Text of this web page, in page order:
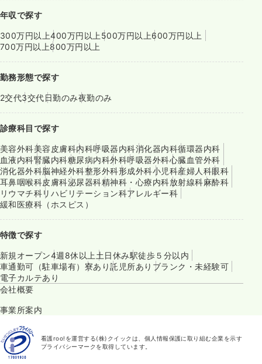
年収で探す
300万円以上400万円以上 500万円以上600万円以上
700万円以上800万円以上
勤務形態で探す
2交代3交代日勤のみ夜勤のみ
診療科目で探す
美容外科美容皮膚科内科呼吸器内科消化器内科循環器内科
血液内科腎臓内科糖尿病内科外科呼吸器外科心臓血管外科
消化器外科脳神経外科整形外科形成外科小児科産婦人科眼科
耳鼻咽喉科皮膚科泌尿器科精神科・心療内科放射線科麻酔科
リウマチ科リハビリテーション科アレルギー科
緩和医療科（ホスピス）
特徴で探す
新規オープン4週8休以上 土日休み駅徒歩５分以内
車通勤可（駐車場有） 寮あり託児所あり ブランク・未経験可
電子カルテあり
会社概要
事業所案内
看護roo!を運営する(株)クイックは、個人情報保護に取り組む企業を示す
プライバシーマークを取得しています。